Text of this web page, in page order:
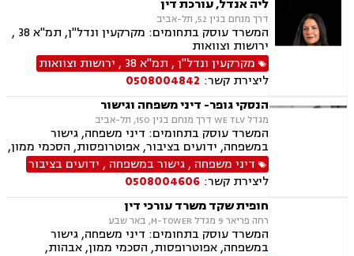
אלימות במשפחה
ליה אנדל, עורכת דין
דרך מנחם בגין 52, תל-אביב
המשרד עוסק בתחומים: מקרקעין ונדל"ן, תמ"א 38 ,
ירושות וצוואות
מקרקעין ונדל"ן, תמ"א 38 , ירושות וצוואות
ליצירת קשר: 0508004842
הנסקי גופר- דיני משפחה וגישור
מגדל WE TLV דרך מנחם בגין 150, תל-אביב
המשרד עוסק בתחומים: דיני משפחה, גישור
במשפחה, ידועים בציבור, אפוטרופסות, הסכמי ממון,
הסכמי חיים משותפים, הורות משותפת, הורות חד
מינית, אבהות, צווי הורות פסיקתיים, ייפוי כוח
מתמשך, ירושות וצוואות, גירושין, מזונות, זמני
שהות, איזון משאבים וחלוקת רכוש.
דיני משפחה ,גישור במשפחה , ידועים בציבור
ליצירת קשר: 0508004606
חופית שקד משרד עורכי דין
רחה פריאר 9 מגדל M-TOWER, באר שבע
המשרד עוסק בתחומים: דיני משפחה, גישור
במשפחה, אפוטרופסות, הסכמי ממון, אבהות,